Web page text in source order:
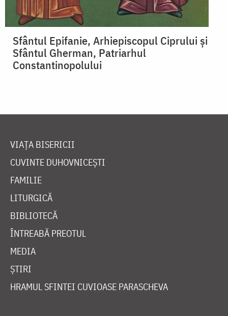
Sfântul Epifanie, Arhiepiscopul Ciprului și
Sfântul Gherman, Patriarhul
Constantinopolului
VIAȚA BISERICII
CUVINTE DUHOVNICEȘTI
FAMILIE
LITURGICĂ
BIBLIOTECĂ
ÎNTREABĂ PREOTUL
MEDIA
ȘTIRI
HRAMUL SFINTEI CUVIOASE PARASCHEVA